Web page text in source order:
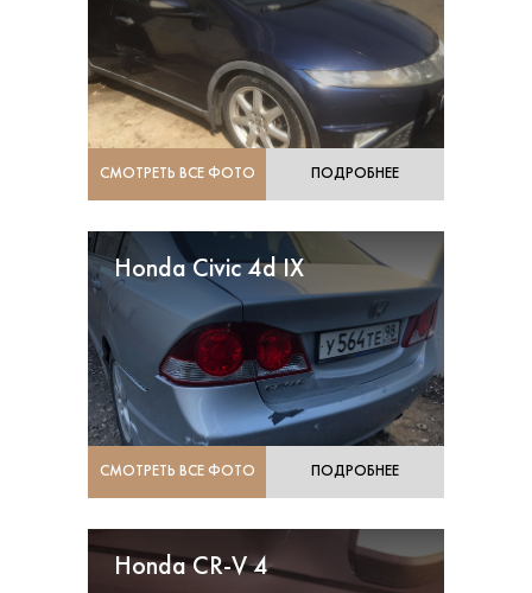
СМОТРЕТЬ ВСЕ ФОТО ПОДРОБНЕЕ
Honda Civic 4d IX
СМОТРЕТЬ ВСЕ ФОТО ПОДРОБНЕЕ
Honda CR-V 4